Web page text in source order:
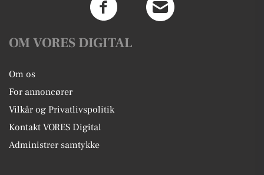
OM VORES DIGITAL
Om os
For annoncører
Vilkår og Privatlivspolitik
Kontakt VORES Digital
Administrer samtykke